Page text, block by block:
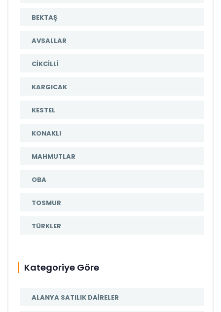
BEKTAŞ
AVSALLAR
CIKCILLI
KARGICAK
KESTEL
KONAKLI
MAHMUTLAR
OBA
TOSMUR
TÜRKLER
Kategoriye Göre
ALANYA SATILIK DAIRELER